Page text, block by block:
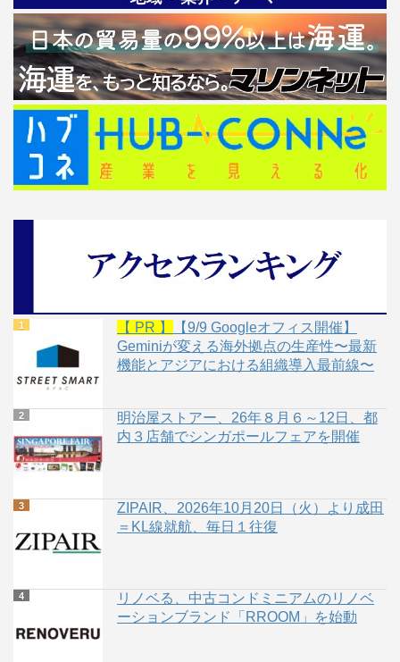
【 PR 】
【9/9 Googleオフィス開催】
Geminiが変える海外拠点の生産性〜最新
機能とアジアにおける組織導入最前線〜
明治屋ストアー、26年８月６～12日、都
内３店舗でシンガポールフェアを開催
ZIPAIR、2026年10月20日（火）より成田
＝KL線就航、毎日１往復
リノベる、中古コンドミニアムのリノベ
ーションブランド「RROOM」を始動